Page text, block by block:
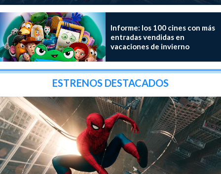
Informe: los 100 cines con más
entradas vendidas en
vacaciones de invierno
ESTRENOS DESTACADOS